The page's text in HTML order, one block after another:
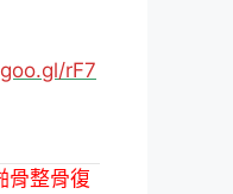
rF7
骨整骨復